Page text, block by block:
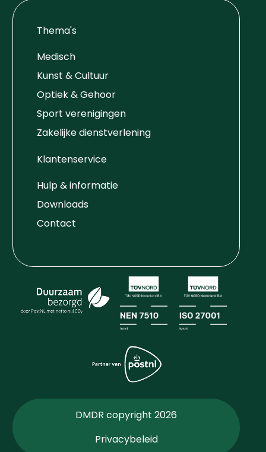
Thema's
Medisch
Kunst & Cultuur
Optiek & Gehoor
Sport verenigingen
Zakelijke dienstverlening
Klantenservice
Hulp & informatie
Downloads
Contact
DMDR copyright 2026
Privacybeleid